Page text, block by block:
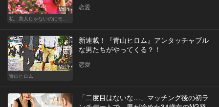
Vol.1
恋愛
Vol.1
青山ヒロム
新連載！『青山ヒロム』アンタッチャブル
な男たちがやってくる？！
恋愛
「二度目はないな…」マッチング後の初ラ